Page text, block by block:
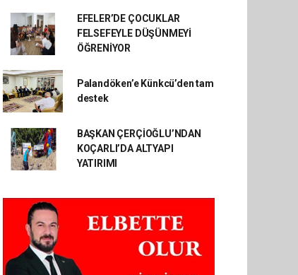
EFELER’DE ÇOCUKLAR
FELSEFEYLE DÜŞÜNMEYİ
ÖĞRENİYOR
Palandöken’e Künkcü’den tam
destek
BAŞKAN ÇERÇİOĞLU’NDAN
KOÇARLI’DA ALTYAPI
YATIRIMI